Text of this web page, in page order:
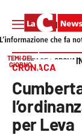
SEZIONI
Cronaca
Vai
TEMI DEL
GIORNO
HOME PAGE
CRONACA
per Leva